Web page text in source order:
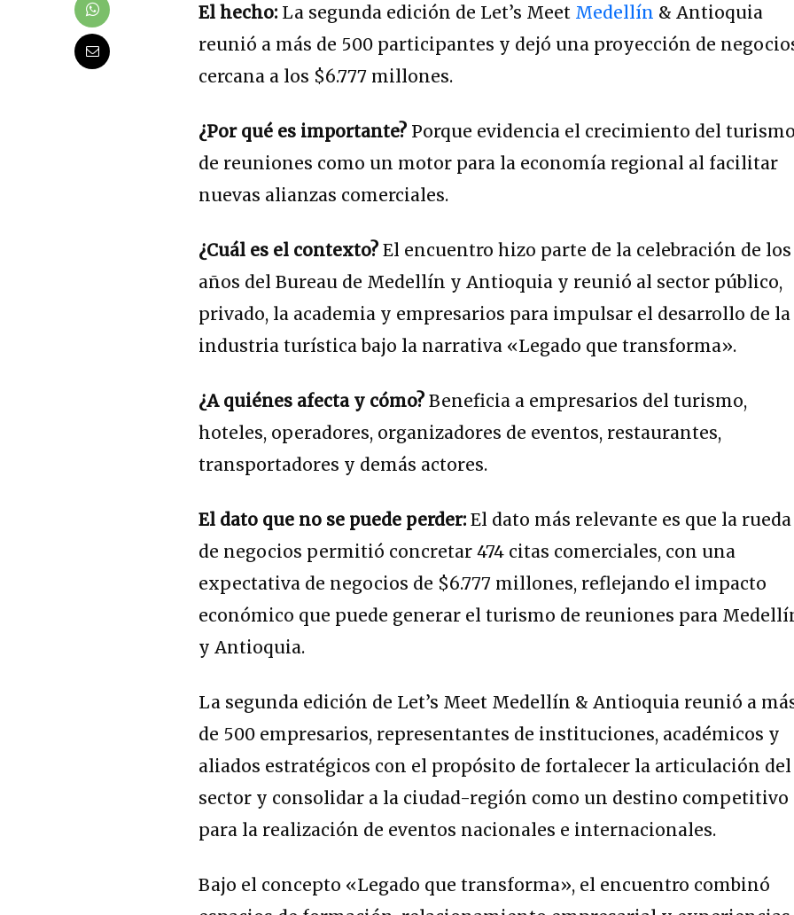
El hecho: La segunda edición de Let’s Meet Medellín & Antioquia
reunió a más de 500 participantes y dejó una proyección de
cercana a los $6.777 millones.
¿Por qué es importante? Porque evidencia el crecimiento del turismo
de reuniones como un motor para la economía regional al facilitar
nuevas alianzas comerciales.
¿Cuál es el contexto? El encuentro hizo parte de la celebración de los
años del Bureau de Medellín y Antioquia y reunió al sector público,
privado, la academia y empresarios para impulsar el desarrollo de la
industria turística bajo la narrativa «Legado que transforma».
¿A quiénes afecta y cómo? Beneficia a empresarios del turismo,
hoteles, operadores, organizadores de eventos, restaurantes,
transportadores y demás actores.
El dato que no se puede perder: El dato más relevante es que la rueda
de negocios permitió concretar 474 citas comerciales, con una
expectativa de negocios de $6.777 millones, reflejando el impacto
económico que puede generar el turismo de reuniones para
y Antioquia.
La segunda edición de Let’s Meet Medellín & Antioquia reunió a
de 500 empresarios, representantes de instituciones, académicos y
aliados estratégicos con el propósito de fortalecer la articulación del
sector y consolidar a la ciudad-región como un destino competitivo
para la realización de eventos nacionales e internacionales.
Bajo el concepto «Legado que transforma», el encuentro combinó